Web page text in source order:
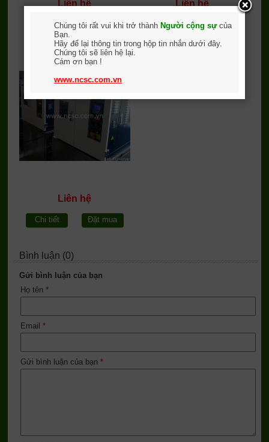
Liên hệ
Chi tiết Đặt mua
Liên hệ
Chi tiết Đặt mua
Máy nhuộm thí nghiệm
ECODYER
Liên hệ
Chi tiết Đặt mua
Bình luận (0)
Gửi bình luận của bạn
Họ tên *
Email *
Gửi bình luận của bạn *
Chúng tôi rất vui khi trở thành Người cộng sựcủa
Bạn.
Hãy để lại thông tin trong hộp tin nhắn dưới đây.
Chúng tôi sẽ liên hệ lại.
Cám ơn bạn !
www.ncsc.com.vn